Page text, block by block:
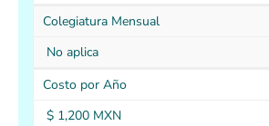
Colegiatura Mensual
No aplica
Costo por Año
$ 1,200 MXN